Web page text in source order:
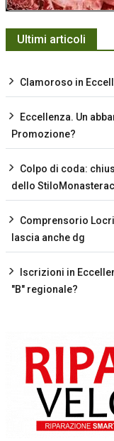
Ultimi articoli
Clamoroso in
Eccellenza. Un
Promozione?
Colpo di coda:
dello
Comprensorio
lascia anche dg
Iscrizioni in
"B" regionale?